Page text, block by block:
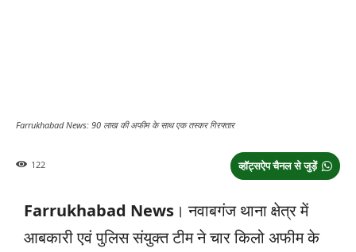
Farrukhabad News: 90 लाख की अफीम के साथ एक तस्कर गिरफ्तार
व्हॉट्सऐप चैनल से जुड़ें
122
Farrukhabad News । नवाबगंज थाना क्षेत्र में
आबकारी एवं पुलिस संयुक्त टीम ने चार किलो अफीम के